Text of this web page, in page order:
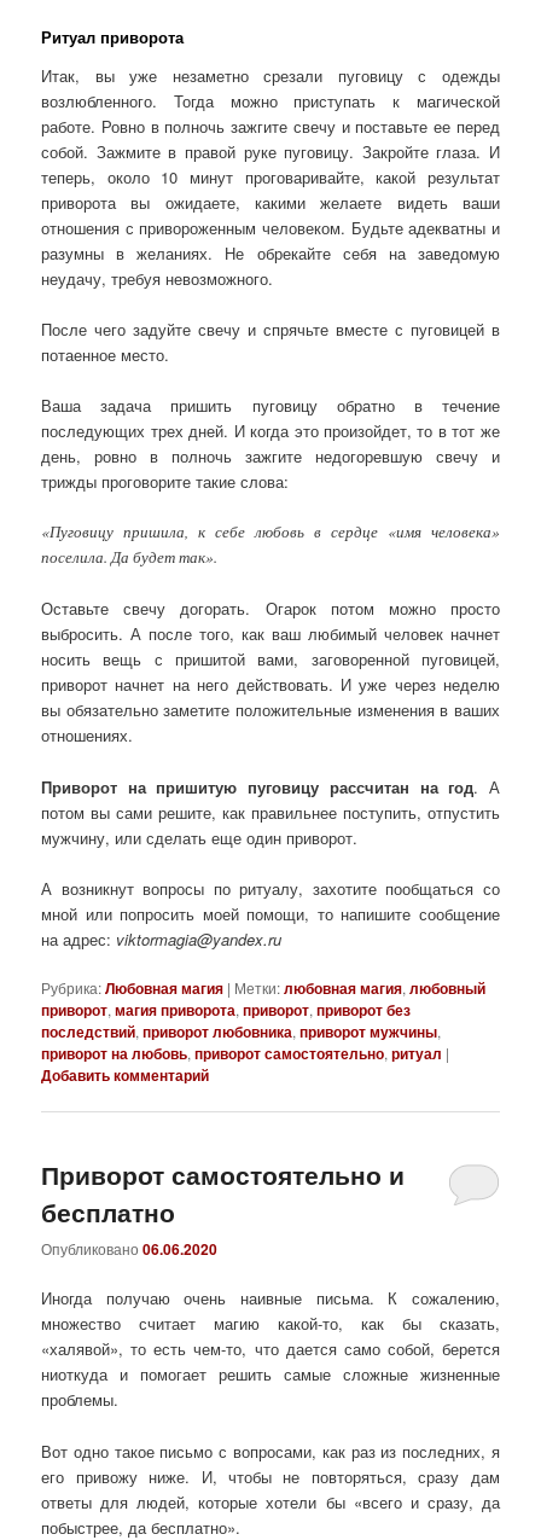
Ритуал приворота
Итак, вы уже незаметно срезали пуговицу с одежды
возлюбленного. Тогда можно приступать к магической
работе. Ровно в полночь зажгите свечу и поставьте ее перед
собой. Зажмите в правой руке пуговицу. Закройте глаза. И
теперь, около 10 минут проговаривайте, какой результат
приворота вы ожидаете, какими желаете видеть ваши
отношения с привороженным человеком. Будьте адекватны и
разумны в желаниях. Не обрекайте себя на заведомую
неудачу, требуя невозможного.
После чего задуйте свечу и спрячьте вместе с пуговицей в
потаенное место.
Ваша задача пришить пуговицу обратно в течение
последующих трех дней. И когда это произойдет, то в тот же
день, ровно в полночь зажгите недогоревшую свечу и
трижды проговорите такие слова:
«Пуговицу пришила, к себе любовь в сердце «имя человека»
поселила. Да будет так».
Оставьте свечу догорать. Огарок потом можно просто
выбросить. А после того, как ваш любимый человек начнет
носить вещь с пришитой вами, заговоренной пуговицей,
приворот начнет на него действовать. И уже через неделю
вы обязательно заметите положительные изменения в ваших
отношениях.
Приворот на пришитую пуговицу рассчитан на год. А
потом вы сами решите, как правильнее поступить, отпустить
мужчину, или сделать еще один приворот.
А возникнут вопросы по ритуалу, захотите пообщаться со
мной или попросить моей помощи, то напишите сообщение
на адрес: viktormagia@yandex.ru
Рубрика:Любовная магия | Метки:любовная магия,любовный
приворот,магия приворота,приворот,приворот без
последствий,приворот любовника,приворот мужчины,
приворот на любовь,приворот самостоятельно,ритуал |
Добавить комментарий
Приворот самостоятельно и
бесплатно
Опубликовано06.06.2020
Иногда получаю очень наивные письма. К сожалению,
множество считает магию какой-то, как бы сказать,
«халявой», то есть чем-то, что дается само собой, берется
ниоткуда и помогает решить самые сложные жизненные
проблемы.
Вот одно такое письмо с вопросами, как раз из последних, я
его привожу ниже. И, чтобы не повторяться, сразу дам
ответы для людей, которые хотели бы «всего и сразу, да
побыстрее, да бесплатно».